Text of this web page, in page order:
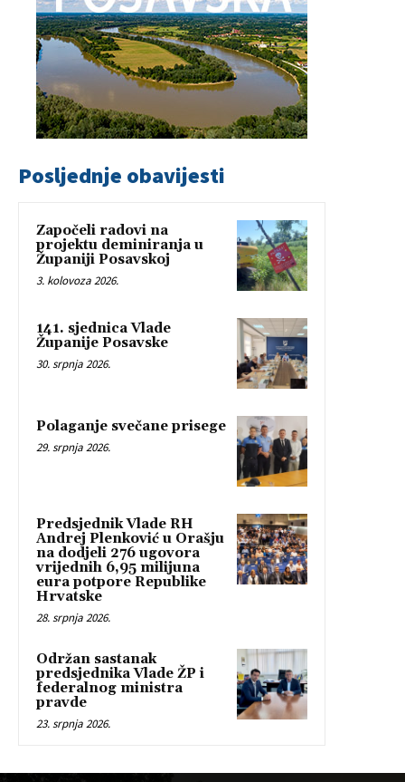
Posljednje obavijesti
Započeli radovi na
projektu deminiranja u
Županiji Posavskoj
3. kolovoza 2026.
141. sjednica Vlade
Županije Posavske
30. srpnja 2026.
Polaganje svečane prisege
29. srpnja 2026.
Predsjednik Vlade RH
Andrej Plenković u Orašju
na dodjeli 276 ugovora
vrijednih 6,95 milijuna
eura potpore Republike
Hrvatske
28. srpnja 2026.
Održan sastanak
predsjednika Vlade ŽP i
federalnog ministra
pravde
23. srpnja 2026.